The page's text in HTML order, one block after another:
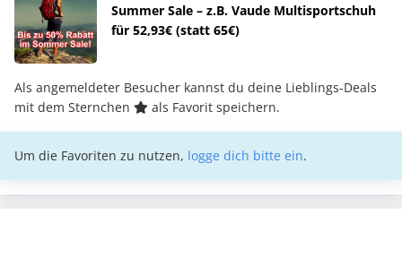
Summer Sale – z.B. Vaude Multisportschuh
für 52,93€ (statt 65€)
Als angemeldeter Besucher kannst du deine Lieblings-Deals
mit dem Sternchen
als Favorit speichern.
Um die Favoriten zu nutzen, logge dich bitte ein.